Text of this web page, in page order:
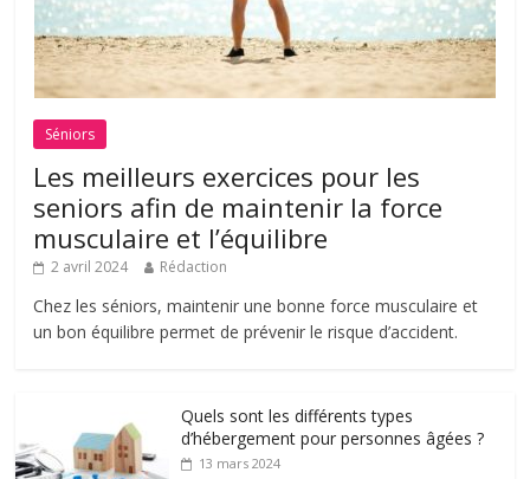
Séniors
Les meilleurs exercices pour les
seniors afin de maintenir la force
musculaire et l’équilibre
2 avril 2024 Rédaction
Chez les séniors, maintenir une bonne force musculaire et
un bon équilibre permet de prévenir le risque d’accident.
Quels sont les différents types
d’hébergement pour personnes âgées ?
13 mars 2024